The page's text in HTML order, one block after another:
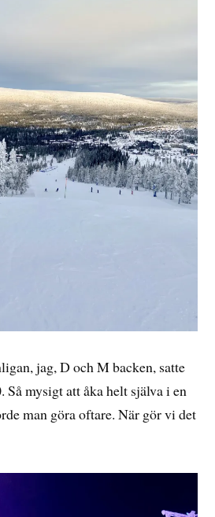
jag, D och M backen, satte
mysigt att åka helt själva i en
man göra oftare. När gör vi det